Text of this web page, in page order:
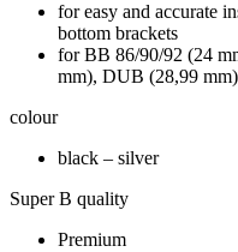
for easy and accurate
bottom brackets
for BB 86/90/92 (24
mm), DUB (28,99 mm)
colour
black – silver
Super B quality
Premium